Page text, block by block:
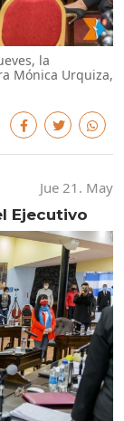
la
Mónica Urquiza,
Jue 21. May
Ejecutivo